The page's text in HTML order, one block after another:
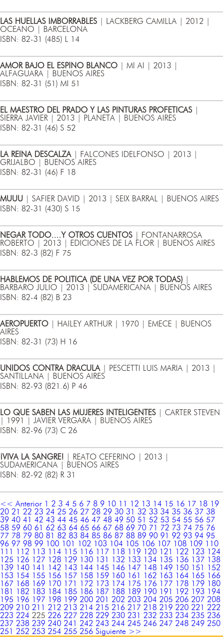
LAS HUELLAS IMBORRABLES | LACKBERG CAMILLA | 2012 |
OCEANO | BARCELONA
ISBN: 82-31 (485) L 14
AMOR BAJO EL ESPINO BLANCO | MI AI | 2013 |
ALFAGUARA | BUENOS AIRES
ISBN: 82-31 (51) MI 51
EL MAESTRO DEL PRADO Y LAS PINTURAS PROFETICAS
SIERRA JAVIER | 2013 | PLANETA | BUENOS AIRES
ISBN: 82-31 (46) S 52
LA REINA DESCALZA | FALCONES IDELFONSO | 2013 |
GRIJALBO | BUENOS AIRES
ISBN: 82-31 (46) F 18
MUUU | SAFIER DAVID | 2013 | SEIX BARRAL | BUENOS AIRES
ISBN: 82-31 (430) S 15
NEGAR TODO....Y OTROS CUENTOS | FONTANARROSA
ROBERTO | 2013 | EDICIONES DE LA FLOR | BUENOS AIRES
ISBN: 82-3 (82) F 75
HABLEMOS DE POLITICA (DE UNA VEZ POR TODAS)
BARBARO JULIO | 2013 | SUDAMERICANA | BUENOS AIRES
ISBN: 82-4 (82) B 23
AEROPUERTO | HAILEY ARTHUR | 1970 | EMECE | BUENOS
AIRES
ISBN: 82-31 (73) H 16
UNIDOS CONTRA DRACULA | PESCETTI LUIS MARIA | 2013 |
SANTILLANA | BUENOS AIRES
ISBN: 82-93 (821.6) P 46
LO QUE SABEN LAS MUJERES INTELIGENTES | CARTER STEVEN
| 1991 | JAVIER VERGARA | BUENOS AIRES
ISBN: 82-96 (73) C 26
¡VIVA LA SANGRE! | REATO CEFERINO | 2013 |
SUDAMERICANA | BUENOS AIRES
ISBN: 82-92 (82) R 31
<< Anterior 1 2 3 4 5 6 7 8 9 10 11 12 13 14 15 16 17 18 19
20 21 22 23 24 25 26 27 28 29 30 31 32 33 34 35 36 37 38
39 40 41 42 43 44 45 46 47 48 49 50 51 52 53 54 55 56 57
58 59 60 61 62 63 64 65 66 67 68 69 70 71 72 73 74 75 76
77 78 79 80 81 82 83 84 85 86 87 88 89 90 91 92 93 94 95
96 97 98 99 100 101 102 103 104 105 106 107 108 109 110
111
112 113 114 115 116 117 118 119 120 121 122 123 124
125 126 127 128 129 130 131 132 133 134 135 136 137 138
139 140 141 142 143 144 145 146 147 148 149 150 151
152
153 154 155 156 157 158 159 160 161 162 163 164 165 166
167 168 169 170 171 172 173 174 175 176 177 178 179 180
181
182 183 184 185 186 187 188 189 190 191 192 193 194
195 196 197 198 199 200 201 202 203 204 205 206 207 208
209 210 211 212 213 214 215 216 217 218 219 220 221 222
223 224 225 226 227 228 229 230 231 232 233 234 235 236
237 238 239 240 241 242 243 244 245 246 247 248 249 250
251 252 253 254 255 256 Siguiente >>